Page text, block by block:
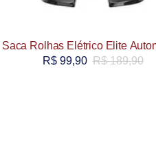
Saca Rolhas Elétrico Elite
R$189,90
R$99,90